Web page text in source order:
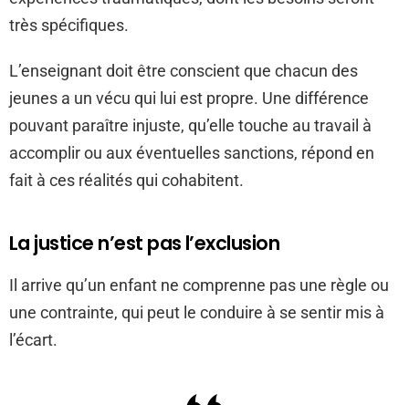
très spécifiques.
L’enseignant doit être conscient que chacun des
jeunes a un vécu qui lui est propre. Une différence
pouvant paraître injuste, qu’elle touche au travail à
accomplir ou aux éventuelles sanctions, répond en
fait à ces réalités qui cohabitent.
La justice n’est pas l’exclusion
Il arrive qu’un enfant ne comprenne pas une règle ou
une contrainte, qui peut le conduire à se sentir mis à
l’écart.